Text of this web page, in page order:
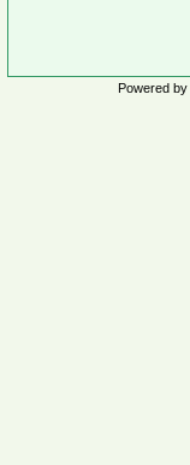
Powered by